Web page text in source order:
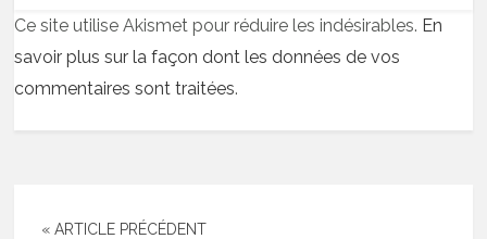
Ce site utilise Akismet pour réduire les indésirables. En
savoir plus sur la façon dont les données de vos
commentaires sont traitées.
« ARTICLE PRÉCÉDENT